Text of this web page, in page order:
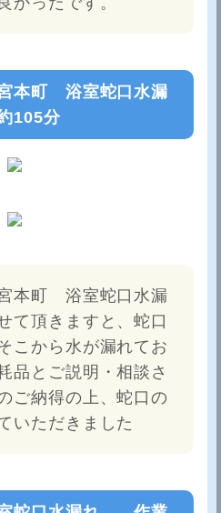
本町 浴室蛇口水漏
105分
本町 浴室蛇口水漏
て頂きますと、蛇口
こから水が漏れてお
品とご説明・相談さ
ご納得の上、蛇口の
いただきました